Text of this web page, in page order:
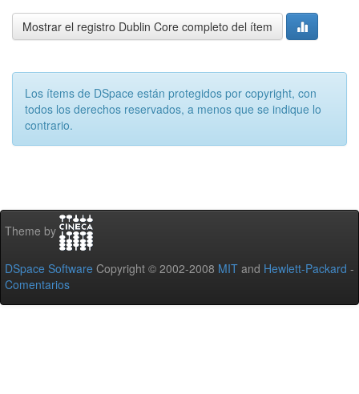
Mostrar el registro Dublin Core completo del ítem
Los ítems de DSpace están protegidos por copyright, con
todos los derechos reservados, a menos que se indique lo
contrario.
Theme by
DSpace Software Copyright © 2002-2008 MIT and Hewlett-Packard -
Comentarios